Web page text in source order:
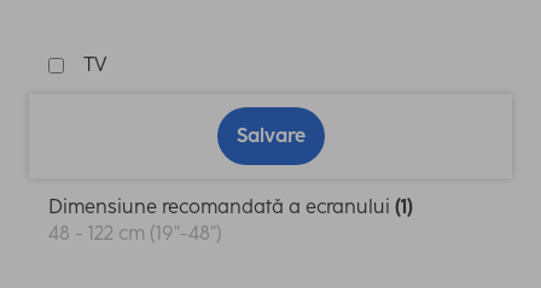
TV
Salvare
Dimensiune recomandată a ecranului (1)
48 - 122 cm (19"-48")